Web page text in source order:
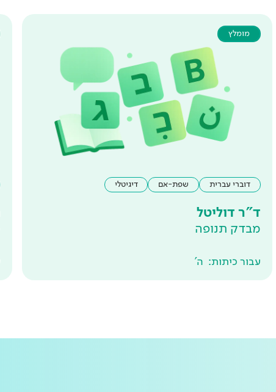
מומלץ
דוברי עברית שפת-אם דיגיטלי
ד"ר דוליטל
מבדק תנופה
עבור כיתות: ה'